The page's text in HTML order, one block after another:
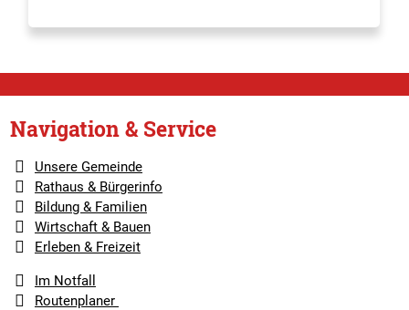
Navigation & Service
Unsere Gemeinde
Rathaus & Bürgerinfo
Bildung & Familien
Wirtschaft & Bauen
Erleben & Freizeit
Im Notfall
Routenplaner